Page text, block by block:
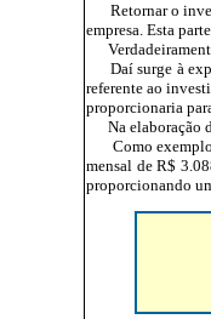
Retornar o
empresa. Esta
Daí surge à
referente ao
proporcionaria
Na elaboração
Como exemplo
mensal de R$
proporcionando